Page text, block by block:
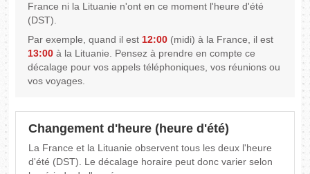
France ni la Lituanie n'ont en ce moment l'heure d'été
(DST).
Par exemple, quand il est12:00 (midi) à la France, il est
13:00 à la Lituanie. Pensez à prendre en compte ce
décalage pour vos appels téléphoniques, vos réunions ou
vos voyages.
Changement d'heure (heure d'été)
La France et la Lituanie observent tous les deux l'heure
d'été (DST). Le décalage horaire peut donc varier selon